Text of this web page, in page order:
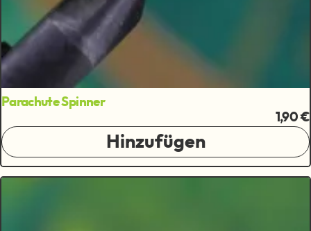
Parachute Spinner
1,90 €
Hinzufügen